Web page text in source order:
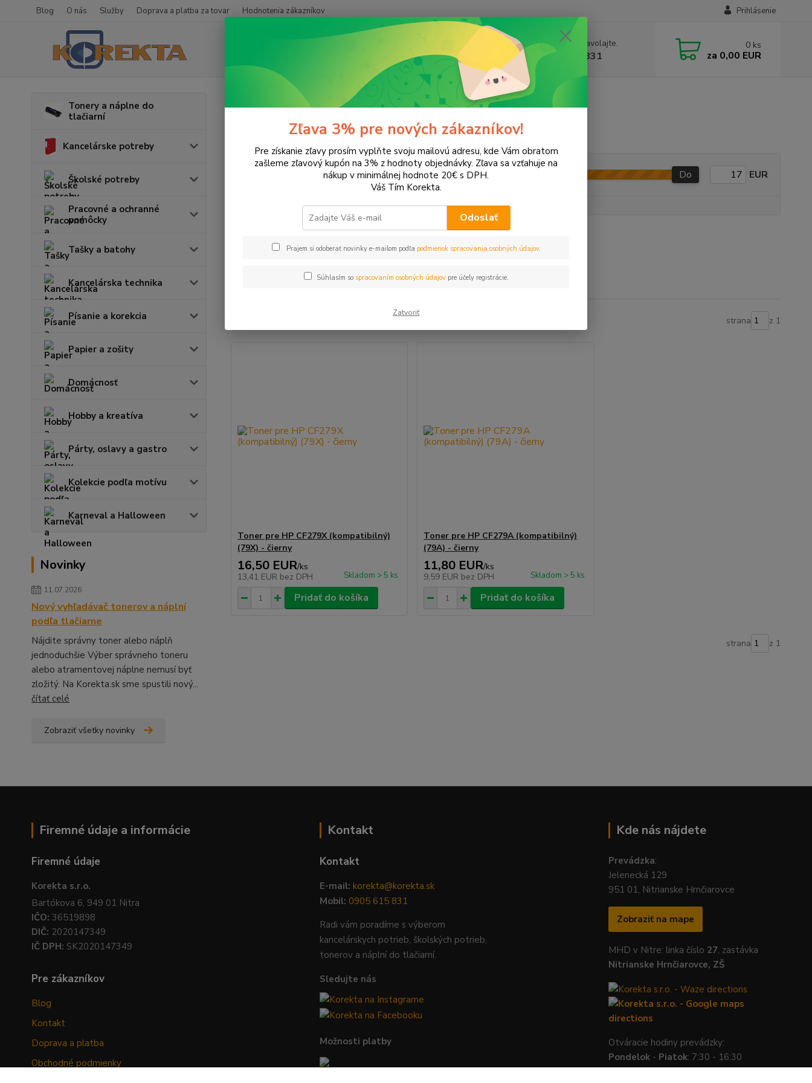
Blog O nás Služby Doprava a platba za tovar Hodnotenia zákazníkov Prihlásenie
Neviete si rady? Zavolajte.
+421 905 615 831
0 ks
za 0,00 EUR
Tonery a náplne do
tlačiarní
Kancelárske potreby
Školské potreby
Pracovné a ochranné
pomôcky
Tašky a batohy
Kancelárska technika
Písanie a korekcia
Papier a zošity
Domácnosť
Hobby a kreatíva
Párty, oslavy a gastro
Kolekcie podľa motívu
Karneval a Halloween
Novinky
11.07.2026
Nový vyhľadávač tonerov a náplní
podľa tlačiarne
Nájdite správny toner alebo náplň
jednoduchšie Výber správneho toneru
alebo atramentovej náplne nemusí byť
zložitý. Na Korekta.sk sme spustili nový...
čítať celé
Zobraziť všetky novinky
Tonery a náplne do tlačiarní Hewlett Packard HP LaserJet Pro MFP M12w
MFP M12w
Upresniť parametre
EUR Od Do EUR
strana z 1
Toner pre HP CF279X (kompatibilný)
(79X) - čierny
16,50 EUR/ks
13,41 EUR bez DPH Skladom > 5 ks
Pridať do košíka
Toner pre HP CF279A (kompatibilný)
(79A) - čierny
11,80 EUR/ks
9,59 EUR bez DPH Skladom > 5 ks
Pridať do košíka
strana z 1
Firemné údaje a informácie
Firemné údaje
Korekta s.r.o.
Bartókova 6, 949 01 Nitra
IČO: 36519898
DIČ: 2020147349
IČ DPH: SK2020147349
Pre zákazníkov
Blog
Kontakt
Doprava a platba
Obchodné podmienky
Kontakt
Kontakt
E-mail: korekta@korekta.sk
Mobil: 0905 615 831
Radi vám poradíme s výberom
kancelárskych potrieb, školských potrieb,
tonerov a náplní do tlačiarní.
Sledujte nás
Možnosti platby
Kde nás nájdete
Prevádzka:
Jelenecká 129
951 01, Nitrianske Hrnčiarovce
Zobraziť na mape
MHD v Nitre: linka číslo 27, zastávka
Nitrianske Hrnčiarovce, ZŠ
Otváracie hodiny prevádzky:
Pondelok - Piatok: 7:30 - 16:30
Zľava 3% pre nových zákazníkov!
Pre získanie zľavy prosím vyplňte svoju mailovú adresu, kde Vám obratom
zašleme zľavový kupón na 3% z hodnoty objednávky. Zľava sa vzťahuje na
nákup v minimálnej hodnote 20€ s DPH.
Váš Tím Korekta.
Odoslať
Prajem si odoberať novinky e-mailom podľa podmienok spracovania osobných údajov.
Súhlasím so spracovaním osobných údajovpre účely registrácie.
Zatvoriť